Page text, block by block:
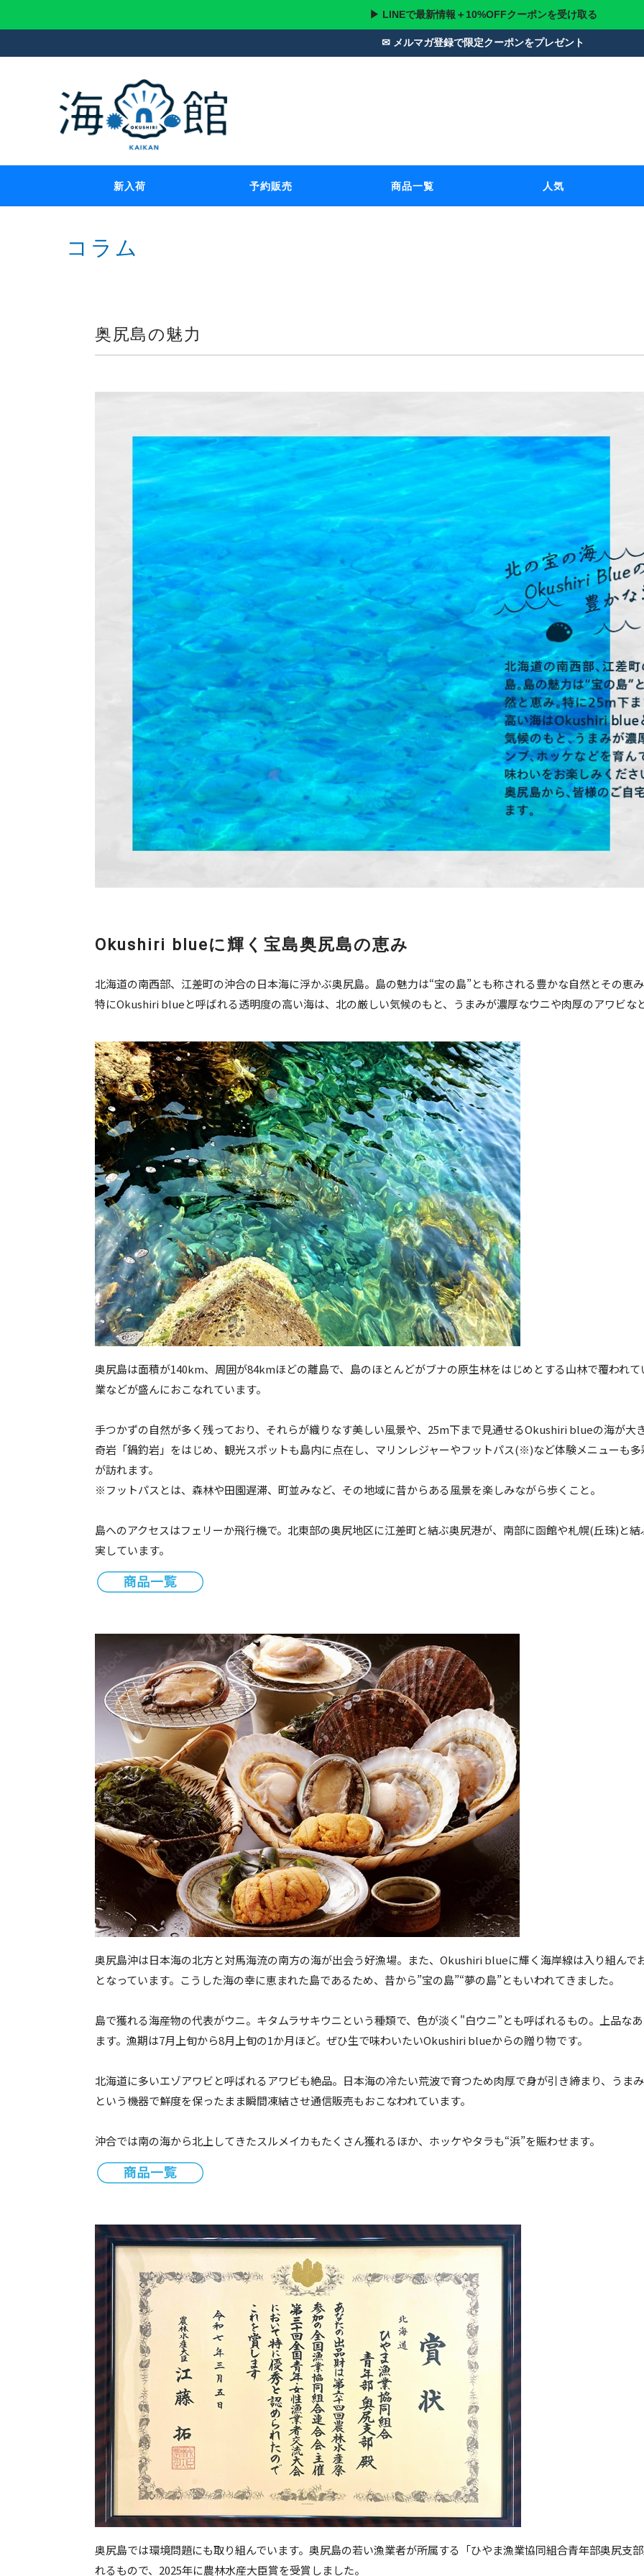
▶ LINEで最新情報＋10%OFFクーポンを受け取る
✉ メルマガ登録で限定クーポンをプレゼント
新入荷 予約販売 商品一覧 人気
コラム
奥尻島の魅力
Okushiri blueに輝く宝島奥尻島の恵み
北海道の南西部、江差町の沖合の日本海に浮かぶ奥尻島。島の魅力は“宝の島”とも称される豊かな自然とその恵み
特にOkushiri blueと呼ばれる透明度の高い海は、北の厳しい気候のもと、うまみが濃厚なウニや肉厚のアワビな
奥尻島は面積が140km、周囲が84kmほどの離島で、島のほとんどがブナの原生林をはじめとする山林で覆われ
業などが盛んにおこなれています。
手つかずの自然が多く残っており、それらが織りなす美しい風景や、25m下まで見通せるOkushiri blueの海が大き
奇岩「鍋釣岩」をはじめ、観光スポットも島内に点在し、マリンレジャーやフットパス(※)など体験メニューも
が訪れます。
※フットパスとは、森林や田園遅滞、町並みなど、その地域に昔からある風景を楽しみながら歩くこと。
島へのアクセスはフェリーか飛行機で。北東部の奥尻地区に江差町と結ぶ奥尻港が、南部に函館や札幌(丘珠)と
実しています。
奥尻島沖は日本海の北方と対馬海流の南方の海が出会う好漁場。また、Okushiri blueに輝く海岸線は入り組んで
となっています。こうした海の幸に恵まれた島であるため、昔から”宝の島”“夢の島”ともいわれてきました。
島で獲れる海産物の代表がウニ。キタムラサキウニという種類で、色が淡く"白ウニ”とも呼ばれるもの。上品な
ます。漁期は7月上旬から8月上旬の1か月ほど。ぜひ生で味わいたいOkushiri blueからの贈り物です。
北海道に多いエゾアワビと呼ばれるアワビも絶品。日本海の冷たい荒波で育つため肉厚で身が引き締まり、うま
という機器で鮮度を保ったまま瞬間凍結させ通信販売もおこなわれています。
沖合では南の海から北上してきたスルメイカもたくさん獲れるほか、ホッケやタラも“浜”を賑わせます。
奥尻島では環境問題にも取り組んでいます。奥尻島の若い漁業者が所属する「ひやま漁業協同組合青年部奥尻支
れるもので、2025年に農林水産大臣賞を受賞しました。